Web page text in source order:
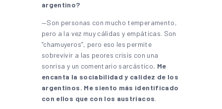
argentino?
—Son personas con mucho temperamento,
pero a la vez muy cálidas y empáticas. Son
“chamuyeros”, pero eso les permite
sobrevivir a las peores crisis con una
sonrisa y un comentario sarcástico. Me
encanta la sociabilidad y calidez de los
argentinos. Me siento más identificado
con ellos que con los austríacos.